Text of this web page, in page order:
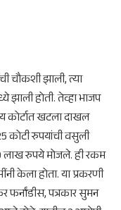
चौकशी झाली, त्या
झाली होती. तेव्हा भाजप
कोर्टात खटला दाखल
कोटी रुपयांची वसुली
लाख रुपये मोजले. ही रकम
केला होता. या प्रकरणी
फर्नांडीस, पत्रकार सुमन